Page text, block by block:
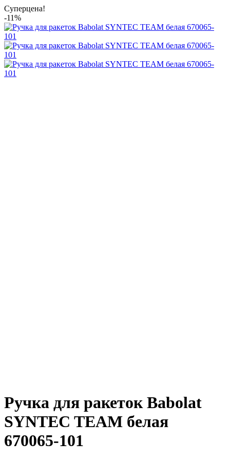
Суперцена!
-11%
Ручка для ракеток Babolat
SYNTEC TEAM белая
670065-101